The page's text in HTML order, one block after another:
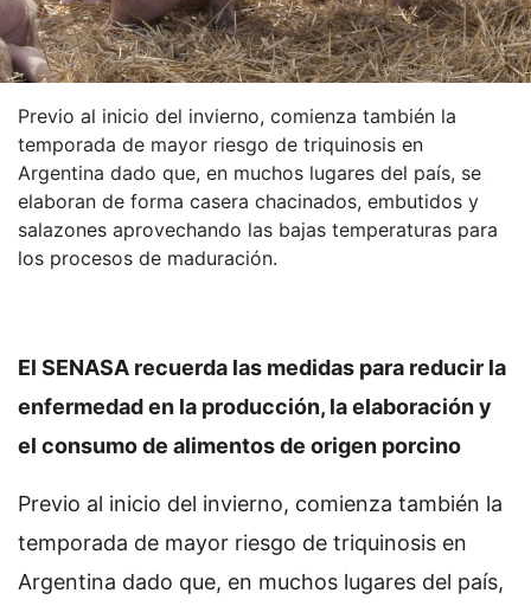
Previo al inicio del invierno, comienza también la
temporada de mayor riesgo de triquinosis en
Argentina dado que, en muchos lugares del país, se
elaboran de forma casera chacinados, embutidos y
salazones aprovechando las bajas temperaturas para
los procesos de maduración.
El SENASA recuerda las medidas para reducir la
enfermedad en la producción, la elaboración y
el consumo de alimentos de origen porcino
Previo al inicio del invierno, comienza también la
temporada de mayor riesgo de triquinosis en
Argentina dado que, en muchos lugares del país,